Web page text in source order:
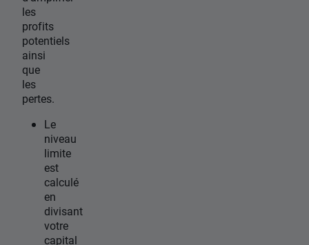
les
profits
potentiels
ainsi
que
les
pertes.
Le
niveau
limite
est
calculé
en
divisant
votre
capital